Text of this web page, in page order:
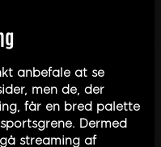
anbefale at se
men de, der
får en bred palette
Dermed
streaming af